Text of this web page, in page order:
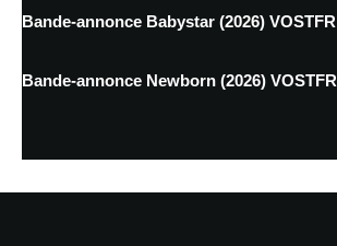
Bande-annonce Babystar (2026) VOSTFR
Bande-annonce Newborn (2026) VOSTFR